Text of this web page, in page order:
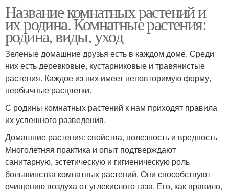
Название комнатных растений и
их родина. Комнатные растения:
родина, виды, уход
Зеленые домашние друзья есть в каждом доме. Среди
них есть деревковые, кустарниковые и травянистые
растения. Каждое из них имеет неповторимую форму,
необычные расцветки.
С родины комнатных растений к нам приходят правила
их успешного разведения.
Домашние растения: свойства, полезность и вредность
Многолетняя практика и опыт подтверждают
санитарную, эстетическую и гигиеническую роль
большинства комнатных растений. Они способствуют
очищению воздуха от углекислого газа. Его, как правило,